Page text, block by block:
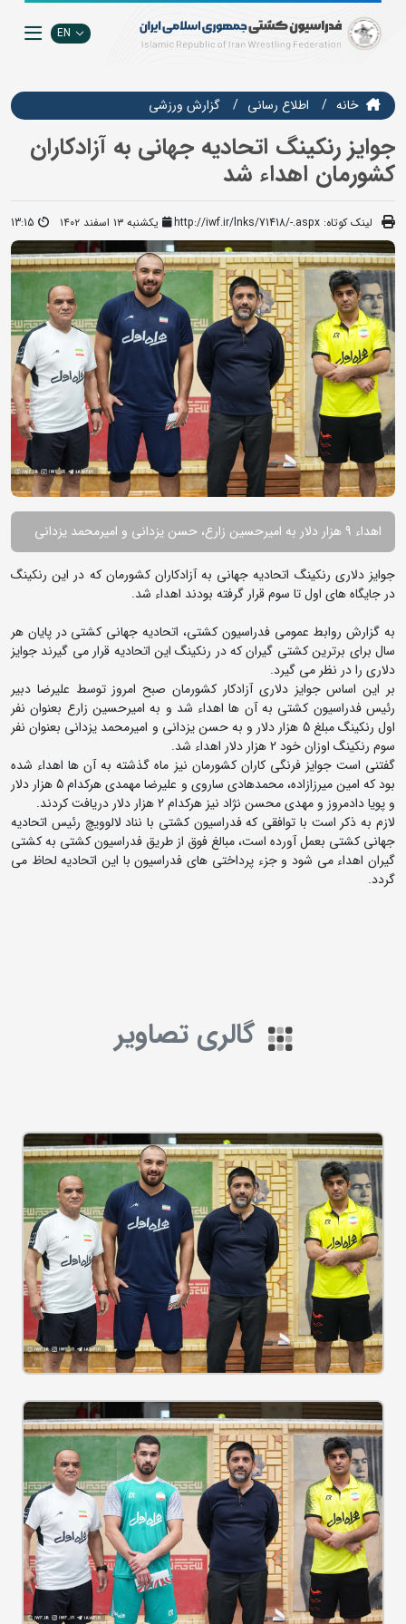
EN
خانه اطلاع رسانی گزارش ورزشی
جوایز رنکینگ اتحادیه جهانی به آزادکاران
کشورمان اهداء شد
لینک کوتاه: http://iwf.ir/lnks/71418/-.aspx یکشنبه ۱۳ اسفند ۱۴۰۲ 13:15
اهداء 9 هزار دلار به امیرحسین زارع، حسن یزدانی و امیرمحمد یزدانی
جوایز دلاری رنکینگ اتحادیه جهانی به آزادکاران کشورمان که در این رنکینگ
در جایگاه های اول تا سوم قرار گرفته بودند اهداء شد.
به گزارش روابط عمومی فدراسیون کشتی، اتحادیه جهانی کشتی در پایان هر
سال برای برترین کشتی گیران که در رنکینگ این اتحادیه قرار می گیرند جوایز
دلاری را در نظر می گیرد.
بر این اساس جوایز دلاری آزادکار کشورمان صبح امروز توسط علیرضا دبیر
رئیس فدراسیون کشتی به آن ها اهداء شد و به امیرحسین زارع بعنوان نفر
اول رنکینگ مبلغ 5 هزار دلار و به حسن یزدانی و امیرمحمد یزدانی بعنوان نفر
سوم رنکینگ اوزان خود 2 هزار دلار اهداء شد.
گفتنی است جوایز فرنگی کاران کشورمان نیز ماه گذشته به آن ها اهداء شده
بود که امین میرزازاده، محمدهادی ساروی و علیرضا مهمدی هرکدام 5 هزار دلار
و پویا دادمروز و مهدی محسن نژاد نیز هرکدام 2 هزار دلار دریافت کردند.
لازم به ذکر است با توافقی که فدراسیون کشتی با نناد لالوویچ رئیس اتحادیه
جهانی کشتی بعمل آورده است، مبالغ فوق از طریق فدراسیون کشتی به کشتی
گیران اهداء می شود و جزء پرداختی های فدراسیون با این اتحادیه لحاظ می
گردد.
گالری تصاویر